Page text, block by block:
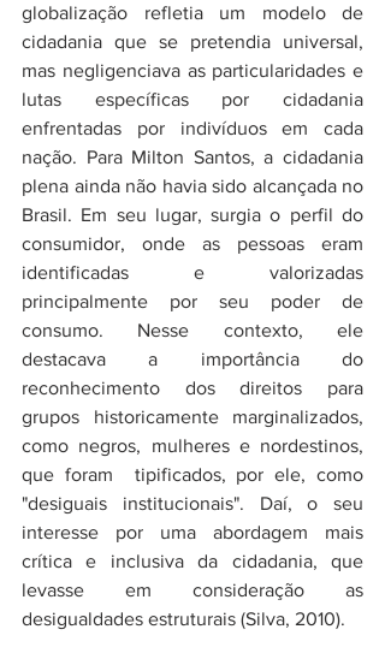
globalização refletia um modelo de
cidadania que se pretendia universal,
mas negligenciava as particularidades e
lutas específicas por cidadania
enfrentadas por indivíduos em cada
nação. Para Milton Santos, a cidadania
plena ainda não havia sido alcançada no
Brasil. Em seu lugar, surgia o perfil do
consumidor, onde as pessoas eram
identificadas e valorizadas
principalmente por seu poder de
consumo. Nesse contexto, ele
destacava a importância do
reconhecimento dos direitos para
grupos historicamente marginalizados,
como negros, mulheres e nordestinos,
que foram  tipificados, por ele, como
"desiguais institucionais". Daí, o seu
interesse por uma abordagem mais
crítica e inclusiva da cidadania, que
levasse em consideração as
desigualdades estruturais (Silva, 2010).